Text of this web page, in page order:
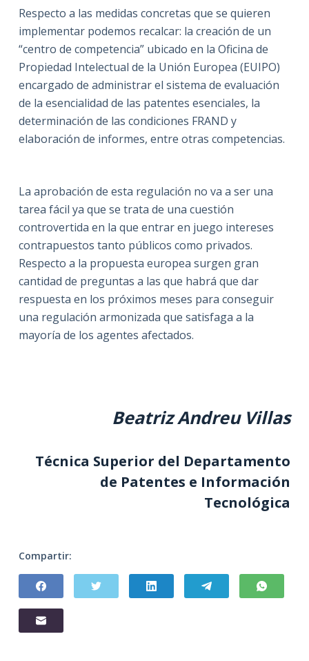
Respecto a las medidas concretas que se quieren
implementar podemos recalcar: la creación de un
“centro de competencia” ubicado en la Oficina de
Propiedad Intelectual de la Unión Europea (EUIPO)
encargado de administrar el sistema de evaluación
de la esencialidad de las patentes esenciales, la
determinación de las condiciones FRAND y
elaboración de informes, entre otras competencias.
La aprobación de esta regulación no va a ser una
tarea fácil ya que se trata de una cuestión
controvertida en la que entrar en juego intereses
contrapuestos tanto públicos como privados.
Respecto a la propuesta europea surgen gran
cantidad de preguntas a las que habrá que dar
respuesta en los próximos meses para conseguir
una regulación armonizada que satisfaga a la
mayoría de los agentes afectados.
Beatriz Andreu Villas
Técnica Superior del Departamento
de Patentes e Información
Tecnológica
Compartir: